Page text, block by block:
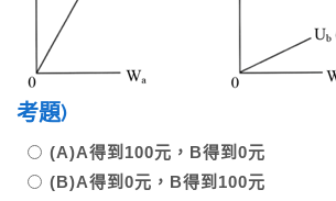
考題)
(A)A得到100元，B得到0元
(B)A得到0元，B得到100元